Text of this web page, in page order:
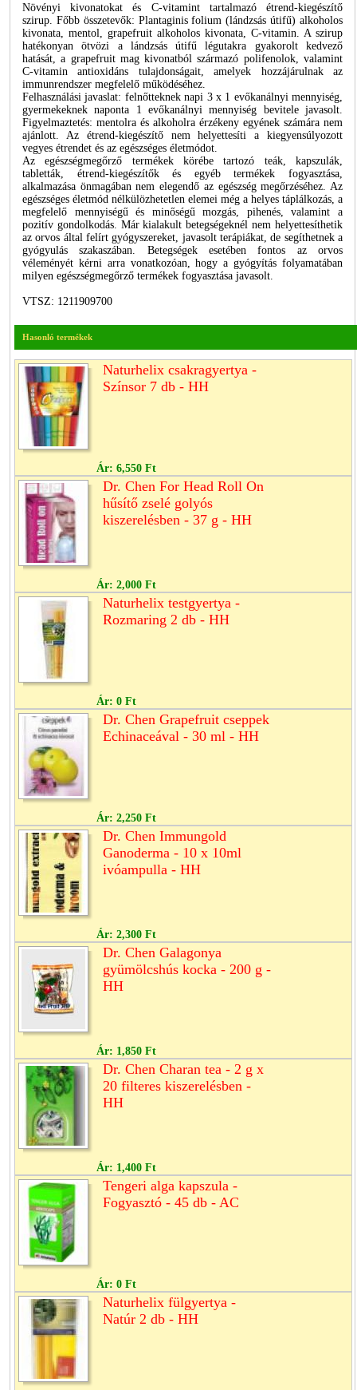
Növényi kivonatokat és C-vitamint tartalmazó étrend-kiegészítő
szirup. Főbb összetevők: Plantaginis folium (lándzsás útifű) alkoholos
kivonata, mentol, grapefruit alkoholos kivonata, C-vitamin. A szirup
hatékonyan ötvözi a lándzsás útifű légutakra gyakorolt kedvező
hatását, a grapefruit mag kivonatból származó polifenolok, valamint
C-vitamin antioxidáns tulajdonságait, amelyek hozzájárulnak az
immunrendszer megfelelő működéséhez.
Felhasználási javaslat: felnőtteknek napi 3 x 1 evőkanálnyi mennyiség,
gyermekeknek naponta 1 evőkanálnyi mennyiség bevitele javasolt.
Figyelmaztetés: mentolra és alkoholra érzékeny egyének számára nem
ajánlott. Az étrend-kiegészítő nem helyettesíti a kiegyensúlyozott
vegyes étrendet és az egészséges életmódot.
Az egészségmegőrző termékek körébe tartozó teák, kapszulák,
tabletták, étrend-kiegészítők és egyéb termékek fogyasztása,
alkalmazása önmagában nem elegendő az egészség megőrzéséhez. Az
egészséges életmód nélkülözhetetlen elemei még a helyes táplálkozás, a
megfelelő mennyiségű és minőségű mozgás, pihenés, valamint a
pozitív gondolkodás. Már kialakult betegségeknél nem helyettesíthetik
az orvos által felírt gyógyszereket, javasolt terápiákat, de segíthetnek a
gyógyulás szakaszában. Betegségek esetében fontos az orvos
véleményét kérni arra vonatkozóan, hogy a gyógyítás folyamatában
milyen egészségmegőrző termékek fogyasztása javasolt.
VTSZ: 1211909700
Hasonló termékek
Naturhelix csakragyertya -
Színsor 7 db - HH
Ár: 6,550 Ft
Dr. Chen For Head Roll On
hűsítő zselé golyós
kiszerelésben - 37 g - HH
Ár: 2,000 Ft
Naturhelix testgyertya -
Rozmaring 2 db - HH
Ár: 0 Ft
Dr. Chen Grapefruit cseppek
Echinaceával - 30 ml - HH
Ár: 2,250 Ft
Dr. Chen Immungold
Ganoderma - 10 x 10ml
ivóampulla - HH
Ár: 2,300 Ft
Dr. Chen Galagonya
gyümölcshús kocka - 200 g -
HH
Ár: 1,850 Ft
Dr. Chen Charan tea - 2 g x
20 filteres kiszerelésben -
HH
Ár: 1,400 Ft
Tengeri alga kapszula -
Fogyasztó - 45 db - AC
Ár: 0 Ft
Naturhelix fülgyertya -
Natúr 2 db - HH